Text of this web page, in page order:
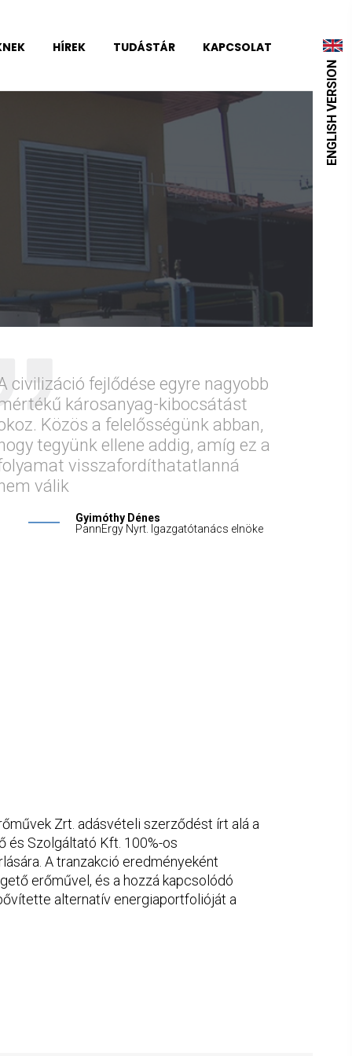
ENGLISH VERSION
HÍREK TUDÁSTÁR KAPCSOLAT
civilizáció fejlődése egyre nagyobb
károsanyag-kibocsátást
Közös a felelősségünk abban,
tegyünk ellene addig, amíg ez a
visszafordíthatatlanná
válik
Gyimóthy Dénes
PannErgy Nyrt. Igazgatótanács elnöke
Zrt. adásvételi szerződést írt alá a
és Szolgáltató Kft. 100%-os
A tranzakció eredményeként
erőművel, és a hozzá kapcsolódó
alternatív energiaportfolióját a